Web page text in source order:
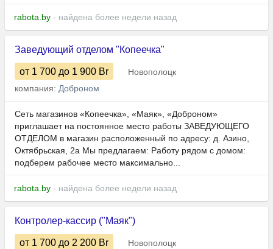
rabota.by - найдена более недели назад
Заведующий отделом "Копеечка"
от 1 700 до 1 900 Br
Новополоцк
компания: Доброном
Сеть магазинов «Копеечка», «Маяк», «Доброном»
приглашает на постоянное место работы ЗАВЕДУЮЩЕГО
ОТДЕЛОМ в магазин расположенный по адресу: д. Азино,
Октябрьская, 2а Мы предлагаем: Работу рядом с домом:
подберем рабочее место максимально...
rabota.by - найдена более недели назад
Контролер-кассир ("Маяк")
от 1 700 до 2 200 Br
Новополоцк